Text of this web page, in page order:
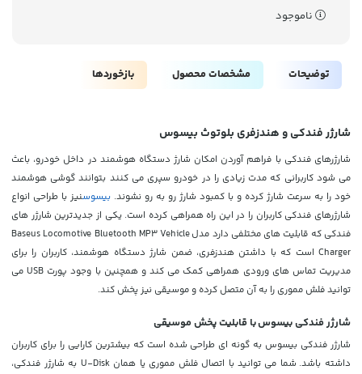
ناموجود
توضیحات مشخصات محصول بازخوردها
شارژر فندکی و هندزفری بلوتوث بیسوس
شارژرهای فندکی با فراهم آوردن امکان شارژ دستگاه هوشمند در داخل خودرو، باعث
می شود کاربرانی که مدت زیادی را در خودرو سپری می کنند بتوانند گوشی هوشمند
خود را به سرعت شارژ کرده و با کمبود شارژ رو به رو نشوند. بیسوسنیز با طراحی انواع
شارژرهای فندکی کاربران را در این راه همراهی کرده است. یکی از جدیدترین شارژر های
فندکی که قابلیت های مختلفی دارد مدل Baseus Locomotive Bluetooth MP3 Vehicle
Charger است که با داشتن هندزفری، ضمن شارژ دستگاه هوشمند، کاربران را برای
مدیریت تماس های ورودی همراهی کمک می کند و همچنین با وجود پورت USB می
توانید فلش مموری را به آن متصل کرده و موسیقی نیز پخش کند.
شارژر فندکی بیسوس با قابلیت پخش موسیقی
شارژر فندکی بیسوس به گونه ای طراحی شده است که بیشترین کارایی را برای کاربران
داشته باشد. شما می توانید با اتصال فلش مموری یا همان U-Disk به شارژر فندکی،